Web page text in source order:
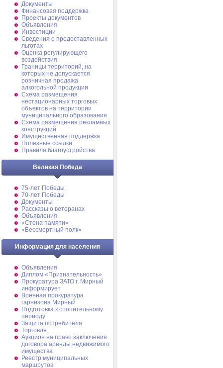
Документы
Финансовая поддержка
Проекты документов
Объявления
Инвестиции
Сведения о предоставленных
льготах
Оценка регулирующего
воздействия
Границы территорий, на
которых не допускается
розничная продажа
алкогольной продукции
Схема размещения
нестационарных торговых
объектов на территории
муниципального образования
Схема размещения рекламных
конструкций
Имущественная поддержка
Полезные ссылки
Правила благоустройства
Великая Победа
75-лет Победы
70-лет Победы
Документы
Рассказы о ветеранах
Объявления
«Стена памяти»
«Бессмертный полк»
Информация для населения
Объявления
Диплом «Признательность»
Прокуратура ЗАТО г. Мирный
информирует
Военная прокуратура
гарнизона Мирный
Подготовка к отопительному
периоду
Защита потребителя
Торговля
Аукцион на право заключения
договора аренды недвижимого
имущества
Реестр муниципальных
маршрутов